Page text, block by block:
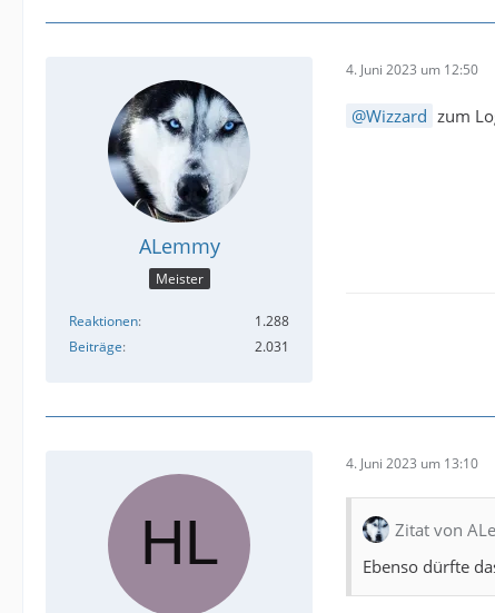
ALemmy
Meister
Reaktionen
1.288
Beiträge
2.031
4. Juni 2023 um 12:50
Wizzard zum
4. Juni 2023 um 13:10
Zitat von
Ebenso dürfte